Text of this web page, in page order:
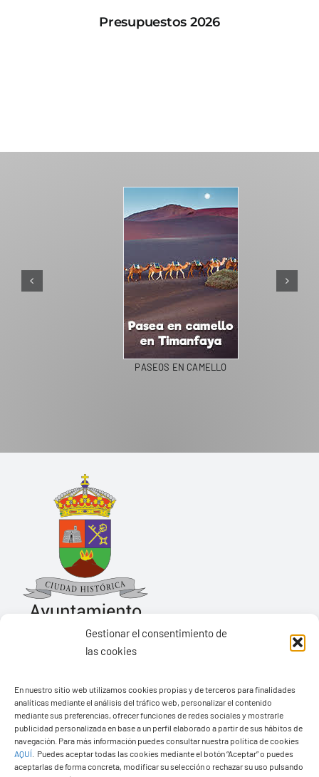
Gestionar el consentimiento de
las cookies
En nuestro sitio web utilizamos cookies propias y de terceros para finalidades
analíticas mediante el análisis del tráfico web, personalizar el contenido
mediante sus preferencias, ofrecer funciones de redes sociales y mostrarle
publicidad personalizada en base a un perfil elaborado a partir de sus hábitos de
navegación. Para más información puedes consultar nuestra política de cookies
AQUÍ
Puedes aceptar todas las cookies mediante el botón “Aceptar” o puedes
aceptarlas de forma concreta, modificar su selección o rechazar su uso pulsando
Presupuestos 2026
PASEOS EN CAMELLO
Pza. de Los Remedios, 1
35570 – Yaiza
Tel:928 83 62 20